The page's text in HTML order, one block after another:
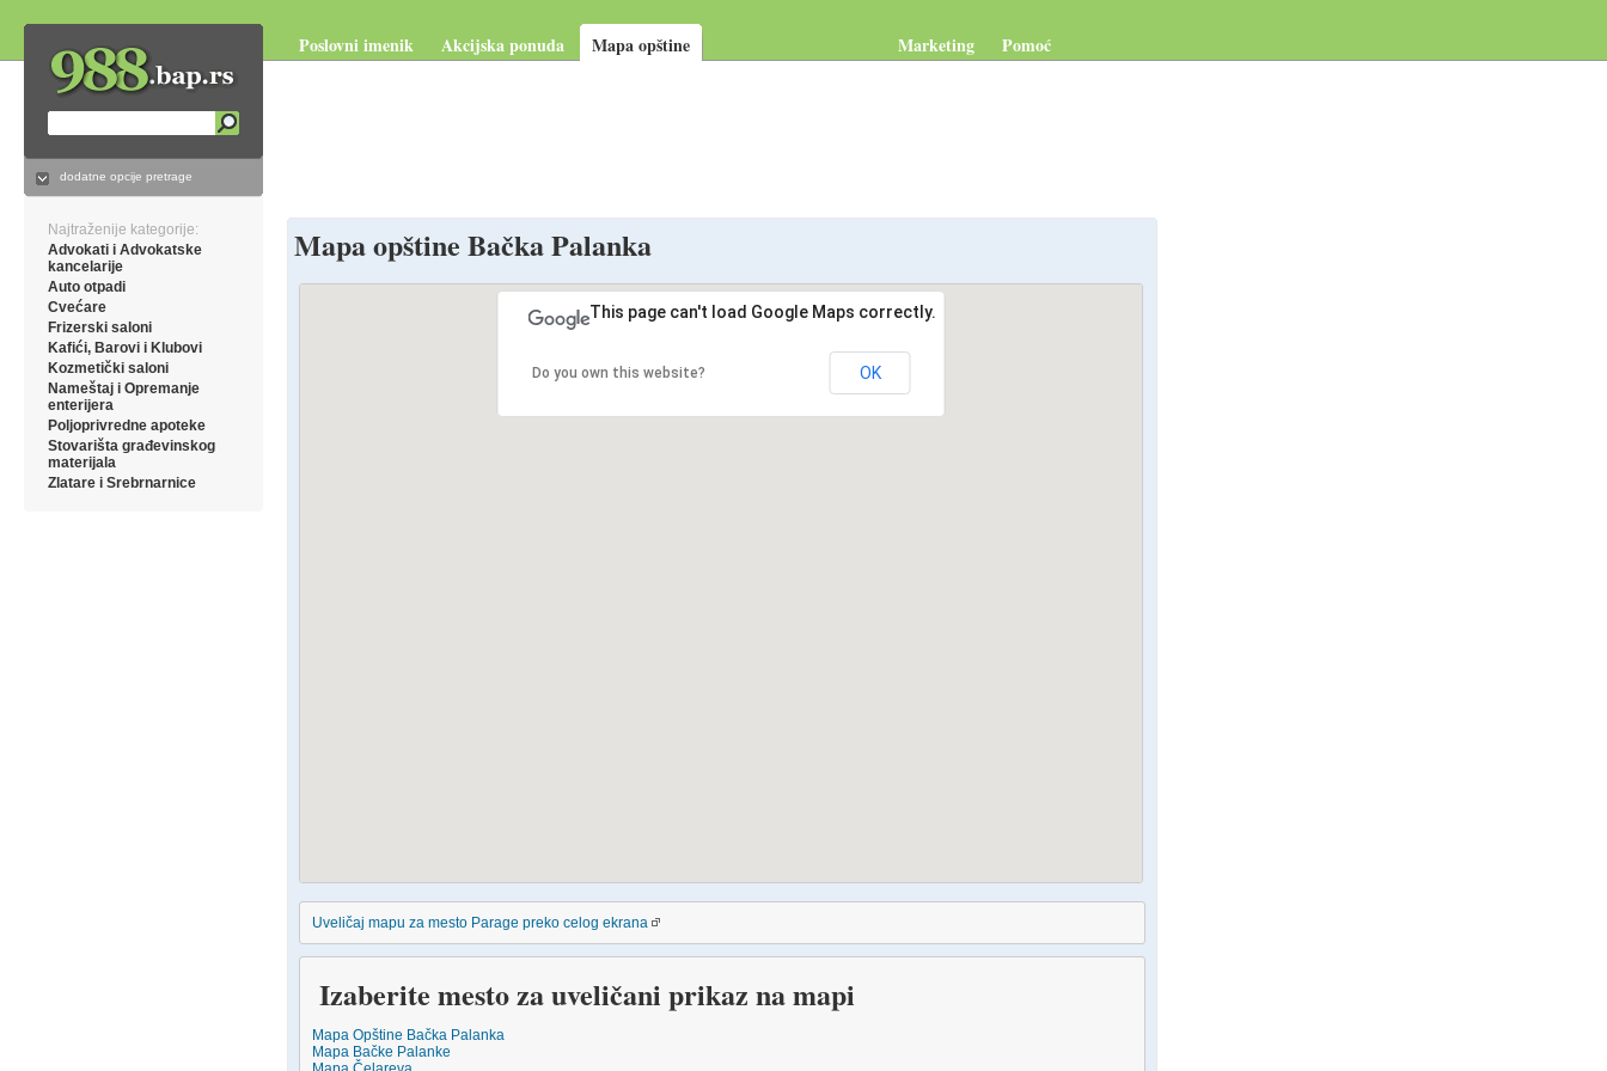
988.bap.rs
dodatne opcije pretrage
Najtraženije kategorije:
Advokati i Advokatske
kancelarije
Auto otpadi
Cvećare
Frizerski saloni
Kafići, Barovi i Klubovi
Kozmetički saloni
Nameštaj i Opremanje
enterijera
Poljoprivredne apoteke
Stovarišta građevinskog
materijala
Zlatare i Srebrnarnice
Poslovni imenik Akcijska ponuda Mapa opštine Marketing Pomoć
Mapa opštine Bačka Palanka
Uveličaj mapu za mesto Parage preko celog ekrana
Izaberite mesto za uveličani prikaz na mapi
Mapa Opštine Bačka Palanka
Mapa Bačke Palanke